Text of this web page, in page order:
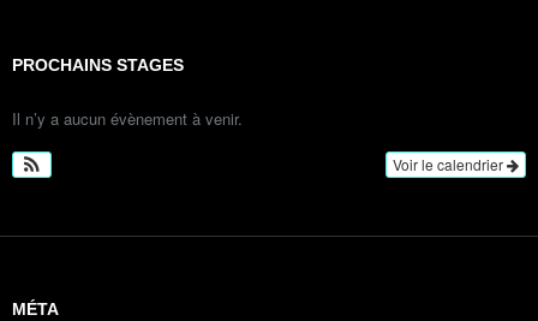
PROCHAINS STAGES
Il n’y a aucun évènement à venir.
Voir le calendrier
MÉTA